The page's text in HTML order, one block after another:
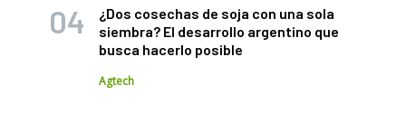
¿Dos cosechas de soja con una sola
siembra? El desarrollo argentino que
busca hacerlo posible
Agtech